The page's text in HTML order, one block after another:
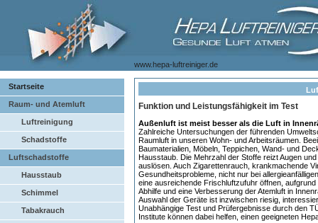
www.hepa-luftreiniger.de
Funktion und Leistungsfähigkeit im Test
Außenluft ist meist besser als die Luft in
Zahlreiche Untersuchungen der führenden
Raumluft in unseren Wohn- und Arbeitsräumen.
Baumaterialien, Möbeln, Teppichen, Wand- und
Hausstaub. Die Mehrzahl der Stoffe reizt Augen
auslösen. Auch Zigarettenrauch, krankmachende
Gesundheitsprobleme, nicht nur bei
eine ausreichende Frischluftzufuhr öffnen,
Abhilfe und eine Verbesserung der Atemluft in
Auswahl der Geräte ist inzwischen riesig,
Unabhängige Test und Prüfergebnisse durch den
Institute können dabei helfen, einen geeigneten
Startseite
Raum- und Atemluft
Luftreinigung
Schadstoffe
Luftschadstoffe
Hausstaub
Schimmel
Tabakrauch